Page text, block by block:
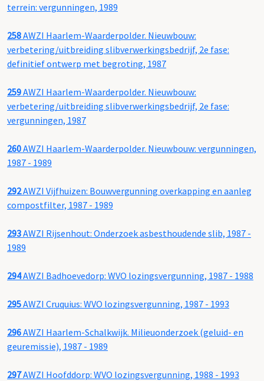
terrein: vergunningen, 1989
258AWZI Haarlem-Waarderpolder. Nieuwbouw:
verbetering/uitbreiding slibverwerkingsbedrijf, 2e fase:
definitief ontwerp met begroting, 1987
259AWZI Haarlem-Waarderpolder. Nieuwbouw:
verbetering/uitbreiding slibverwerkingsbedrijf, 2e fase:
vergunningen, 1987
260AWZI Haarlem-Waarderpolder. Nieuwbouw: vergunningen,
1987 - 1989
292AWZI Vijfhuizen: Bouwvergunning overkapping en aanleg
compostfilter, 1987 - 1989
293AWZI Rijsenhout: Onderzoek asbesthoudende slib, 1987 -
1989
294AWZI Badhoevedorp: WVO lozingsvergunning, 1987 - 1988
295AWZI Cruquius: WVO lozingsvergunning, 1987 - 1993
296AWZI Haarlem-Schalkwijk. Milieuonderzoek (geluid- en
geuremissie), 1987 - 1989
297AWZI Hoofddorp: WVO lozingsvergunning, 1988 - 1993